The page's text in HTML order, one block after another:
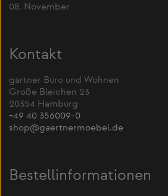
08. November
Kontakt
gärtner Büro und Wohnen
Große Bleichen 23
20354 Hamburg
+49 40 356009-0
shop@gaertnermoebel.de
Bestellinformationen